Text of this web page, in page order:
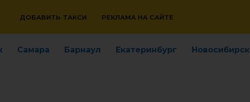
ДОБАВИТЬ ТАКСИ РЕКЛАМА НА САЙТЕ
Самара Барнаул Екатеринбург Новосибирск